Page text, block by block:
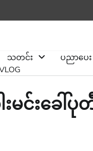
သတင်း ပညာပေး
င်းခေါ်ပု